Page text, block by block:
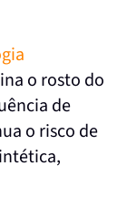
o rosto do
de
o risco de